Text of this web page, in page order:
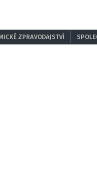
ZPRAVODAJSTVÍ